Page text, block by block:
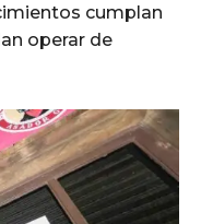
cumplan
operar de